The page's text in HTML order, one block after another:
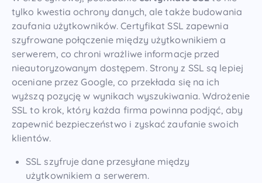
tylko kwestia ochrony danych, ale także budowania
zaufania użytkowników. Certyfikat SSL zapewnia
szyfrowane połączenie między użytkownikiem a
serwerem, co chroni wrażliwe informacje przed
nieautoryzowanym dostępem. Strony z SSL są lepiej
oceniane przez Google, co przekłada się na ich
wyższą pozycję w wynikach wyszukiwania. Wdrożenie
SSL to krok, który każda firma powinna podjąć, aby
zapewnić bezpieczeństwo i zyskać zaufanie swoich
klientów.
SSL szyfruje dane przesyłane między
użytkownikiem a serwerem.